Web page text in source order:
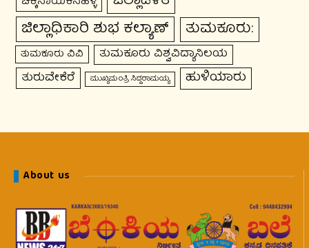
ಜಿಲ್ಲಾಧಿಕಾರಿ ಶುಭ ಕಲ್ಯಾಣ್ ತುಮಕೂರು:
ತುಮಕೂರು ವಿವಿ ತುಮಕೂರು ವಿಶ್ವವಿದ್ಯಾನಿಲಯ
ತುರುವೇಕೆರೆ ಮುಖ್ಯಮಂತ್ರಿ ಸಿದ್ದರಾಮಯ್ಯ ಹುಳಿಯಾರು
About us